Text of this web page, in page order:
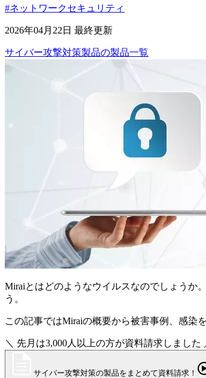
#ネットワークセキュリティ
2026年04月22日 最終更新
サイバー攻撃対策製品の製品一覧
Miraiとはどのようなウイルスなのでしょうか
う。
この記事ではMiraiの概要から被害事例、感染
＼ 先月は3,000人以上の方が資料請求しました
サイバー攻撃対策の製品をまとめて資料請求！